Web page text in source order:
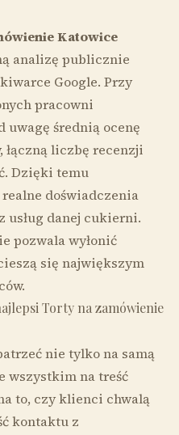
Katowice
analizę publicznie
Google. Przy
pracowni
średnią ocenę
liczbę recenzji
Dzięki temu
doświadczenia
usług danej cukierni.
pozwala wyłonić
się największym
Torty na zamówienie
nie tylko na samą
wszystkim na treść
to, czy klienci chwalą
kontaktu z